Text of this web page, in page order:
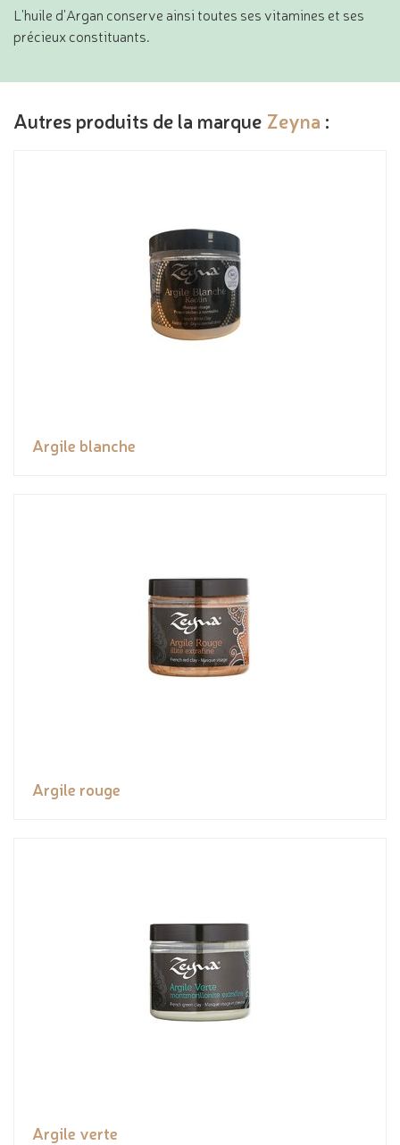
L'huile d'Argan conserve ainsi toutes ses vitamines et ses
précieux constituants.
Autres produits de la marque Zeyna :
Argile blanche
Argile rouge
Argile verte